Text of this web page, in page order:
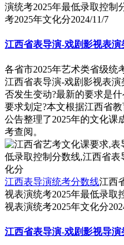
演统考2025年最低录取控制
考2025年文化分2024/11/7
江西省表导演-戏剧影视表
各省市2025年艺术类省级统
江西省表导演-戏剧影视表
否发生变动?最新的要求是
要求划定?本文根据江西省
公告整理了2025年的文化课
考查阅。
江西表导演统考分数线江西
视表演统考2025年最低录取
视表演统考2025年文化分
江西省表导演-戏剧影视导